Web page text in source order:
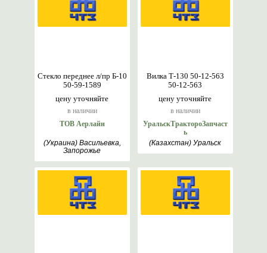
цену уточняйте
в наличии
Стекло переднее л/пр Б-10
50-59-1589
ТОВ Аерлайн
(Украина) Васильевка,
Запорожье
цену уточняйте
в наличии
Вилка Т-130 50-12-563
50-12-563
УральскТрактороЗапчаст
ь
(Казахстан) Уральск